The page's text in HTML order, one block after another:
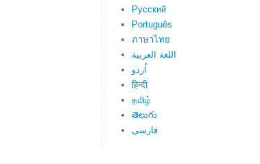
Русский
Português
ภาษาไทย
اللغة العربية
اُردو
हिन्दी
தமிழ்
తెలుగు
فارسی